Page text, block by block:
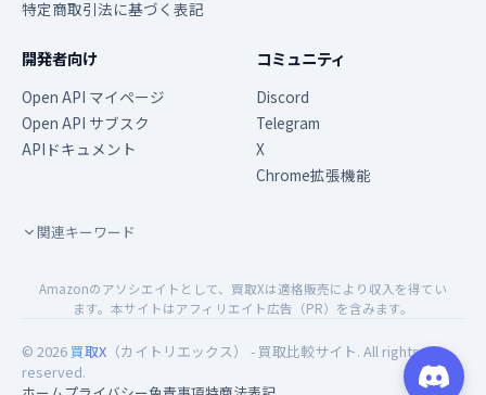
特定商取引法に基づく表記
開発者向け
Open API マイページ
Open API サブスク
APIドキュメント
コミュニティ
Discord
Telegram
X
Chrome拡張機能
関連キーワード
Amazonのアソシエイトとして、買取Xは適格販売により収入を得てい
ます。本サイトはアフィリエイト広告（PR）を含みます。
© 2026 買取X （カイトリエックス） - 買取比較サイト. All rights
reserved.